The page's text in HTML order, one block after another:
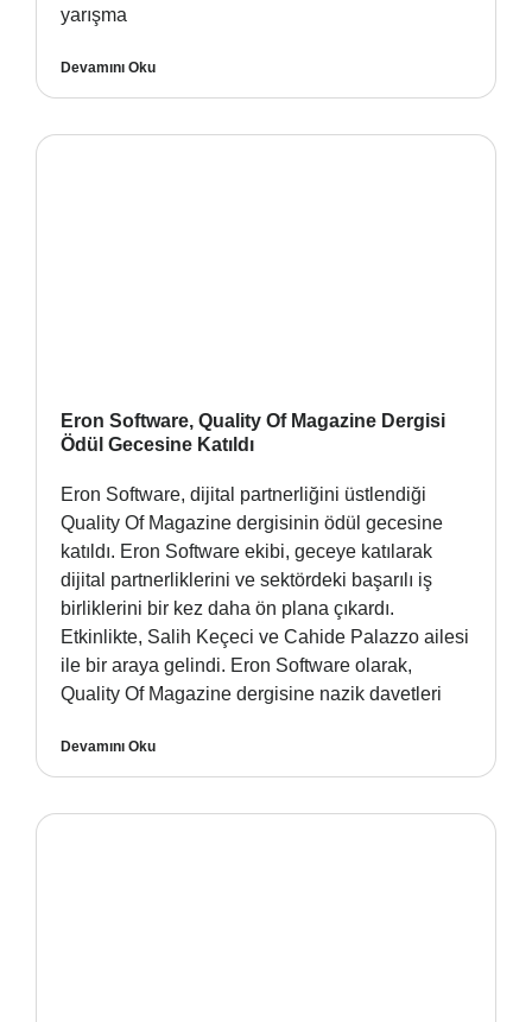
yarışma
Devamını Oku
Eron Software, Quality Of Magazine Dergisi
Ödül Gecesine Katıldı
Eron Software, dijital partnerliğini üstlendiği
Quality Of Magazine dergisinin ödül gecesine
katıldı. Eron Software ekibi, geceye katılarak
dijital partnerliklerini ve sektördeki başarılı iş
birliklerini bir kez daha ön plana çıkardı.
Etkinlikte, Salih Keçeci ve Cahide Palazzo ailesi
ile bir araya gelindi. Eron Software olarak,
Quality Of Magazine dergisine nazik davetleri
Devamını Oku